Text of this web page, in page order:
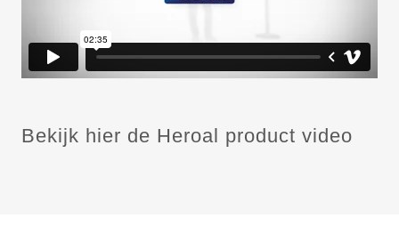
Bekijk hier de Heroal product video